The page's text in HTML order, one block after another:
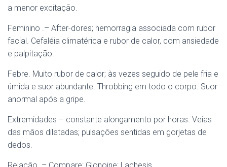
a menor excitação.
Feminino .– After-dores; hemorragia associada com rubor
facial. Cefaléia climatérica e rubor de calor, com ansiedade
e palpitação.
Febre. Muito rubor de calor; às vezes seguido de pele fria e
úmida e suor abundante. Throbbing em todo o corpo. Suor
anormal após a gripe.
Extremidades – constante alongamento por horas. Veias
das mãos dilatadas; pulsações sentidas em gorjetas de
dedos.